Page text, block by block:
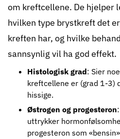
om kreftcellene. De hjelper
hvilken type brystkreft det
kreften har, og hvilke
sannsynlig vil ha god effekt.
Histologisk grad: Sier
kreftcellene er (grad 1-3)
hissige.
Østrogen og progesteron
uttrykker
progesteron som